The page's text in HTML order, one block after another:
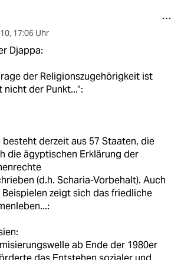
, 17:06 Uhr
Djappa:
der Religionszugehörigkeit ist
der Punkt...“:
besteht derzeit aus 57 Staaten, die
die ägyptischen Erklärung der
(d.h. Scharia-Vorbehalt). Auch
Beispielen zeigt sich das friedliche
ab Ende der 1980er